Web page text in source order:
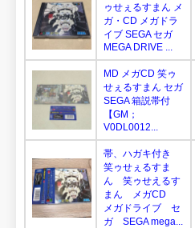
ゥせぇるすまん メ
ガ・CD メガドラ
イブ SEGA セガ
MEGA DRIVE ...
MD メガCD 笑ゥ
せぇるすまん セガ
SEGA 箱説帯付
【GM；
V0DL0012...
帯、ハガキ付き
笑ゥせぇるすま
ん 笑ゥせえるす
まん メガCD
メガドライブ セ
ガ SEGA mega...